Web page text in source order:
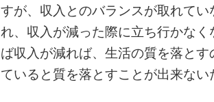
すが、収入とのバランスが取れて
れ、収入が減った際に立ち行かな
ば収入が減れば、生活の質を落と
ていると質を落とすことが出来ない